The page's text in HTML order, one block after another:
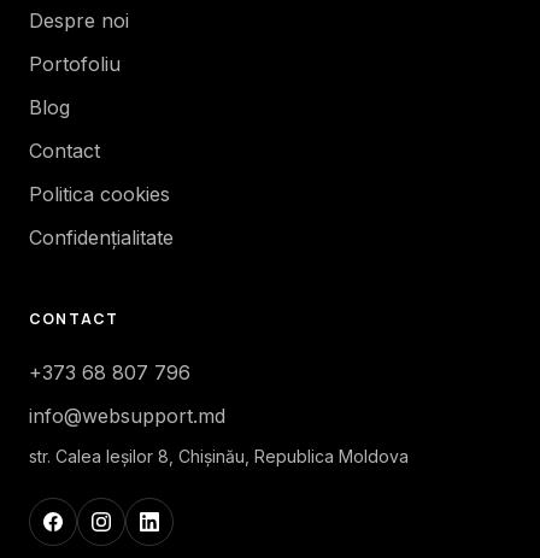
Despre noi
Portofoliu
Blog
Contact
Politica cookies
Confidențialitate
CONTACT
+373 68 807 796
info@websupport.md
str. Calea Ieşilor 8, Chișinău, Republica Moldova